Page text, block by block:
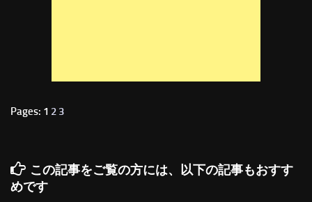
Pages: 1 2 3
この記事をご覧の方には、以下の記事もおすす
めです